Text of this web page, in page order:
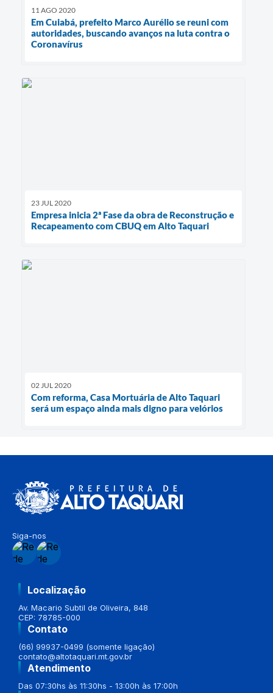
11 AGO 2020
Em Cuiabá, prefeito Marco Aurélio se reuni com
autoridades, buscando avanços na luta contra o
Coronavírus
23 JUL 2020
Empresa inicia 2ª Fase da obra de Reconstrução e
Recapeamento com CBUQ em Alto Taquari
02 JUL 2020
Com reforma, Casa Mortuária de Alto Taquari
será um espaço ainda mais digno para velórios
Siga-nos
Localização
Av. Macario Subtil de Oliveira, 848
CEP: 78785-000
Contato
(66) 99937-0499 (somente ligação)
contato@altotaquari.mt.gov.br
Atendimento
Das 07:30hs às 11:30hs - 13:00h às 17:00h